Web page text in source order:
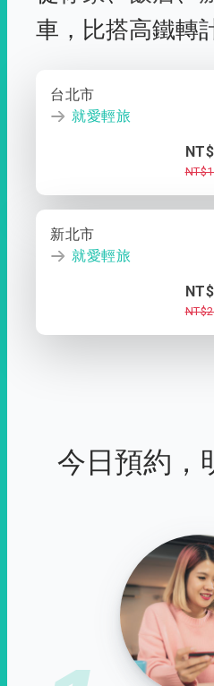
車， 比搭高鐵轉
台北市
就愛輕旅
新北市
就愛輕旅
今日預約，